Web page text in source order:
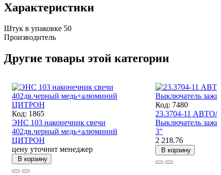
Характеристики
Штук в упаковке 50
Производитель
Другие товары этой категории
Код: 1865
ЭНС 103 наконечник свечи
402дв.черный медь+алюминий
ЦИТРОН
цену уточнит менеджер
В корзину
Код: 7480
23.3704-11
Выключатель
3"
2 218.76
В корзину